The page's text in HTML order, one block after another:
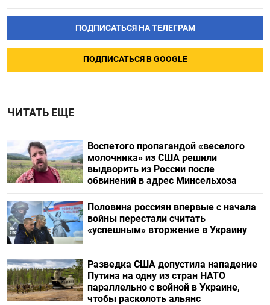
ПОДПИСАТЬСЯ НА ТЕЛЕГРАМ
ПОДПИСАТЬСЯ В GOOGLE
ЧИТАТЬ ЕЩЕ
Воспетого пропагандой «веселого
молочника» из США решили
выдворить из России после
обвинений в адрес Минсельхоза
Половина россиян впервые с начала
войны перестали считать
«успешным» вторжение в Украину
Разведка США допустила нападение
Путина на одну из стран НАТО
параллельно с войной в Украине,
чтобы расколоть альянс